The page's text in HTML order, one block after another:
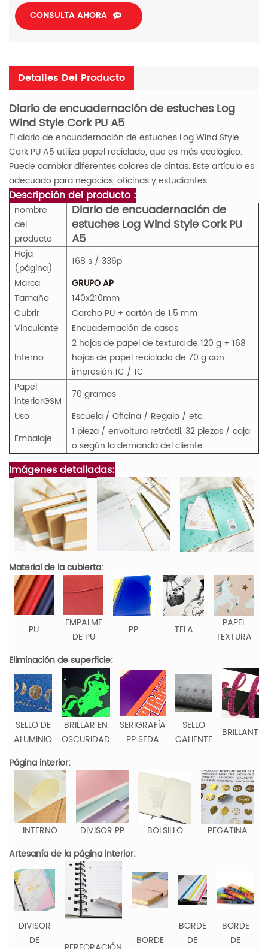
CONSULTA AHORA
Detalles Del Producto
Diario de encuadernación de estuches Log
Wind Style Cork PU A5
El diario de encuadernación de estuches Log Wind Style
Cork PU A5 utiliza papel reciclado, que es más ecológico.
Puede cambiar diferentes colores de cintas. Este artículo es
adecuado para negocios, oficinas y estudiantes.
Descripción del producto :
nombre
del
producto
Diario de encuadernación de
estuches Log Wind Style Cork PU
A5
Hoja
(página)
168 s / 336p
Marca
GRUPO AP
Tamaño
140x210mm
Cubrir
Corcho PU + cartón de 1,5 mm
Vinculante
Encuadernación de casos
Interno
2 hojas de papel de textura de 120 g + 168
hojas de papel reciclado de 70 g con
impresión 1C / 1C
Papel
interiorGSM
70 gramos
Uso
Escuela / Oficina / Regalo / etc.
Embalaje
1 pieza / envoltura retráctil, 32 piezas / caja
o según la demanda del cliente
Imágenes detalladas:
Material de la cubierta:
PU
EMPALME
DE PU
PP TELA
PAPEL
TEXTURA
Eliminación de superficie:
SELLO DE
ALUMINIO
BRILLAR EN
OSCURIDAD
SERIGRAFÍA
PP SEDA
SELLO
CALIENTE
Página interior:
INTERNO DIVISOR PP BOLSILLO
PEGATINA
Artesanía de la página interior:
DIVISOR
DE
BORDE
BORDE
DE
BORDE
DE